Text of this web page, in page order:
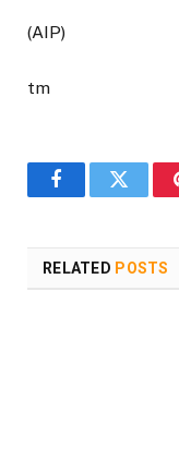
(AIP)
tm
FacebookTwitter
RELATED POSTS